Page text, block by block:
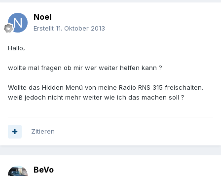
Noel
Erstellt 11. Oktober 2013
Hallo,
wollte mal fragen ob mir wer weiter helfen kann ?
Wollte das Hidden Menü von meine Radio RNS 315 freischalten.
weiß jedoch nicht mehr weiter wie ich das machen soll ?
Zitieren
BeVo